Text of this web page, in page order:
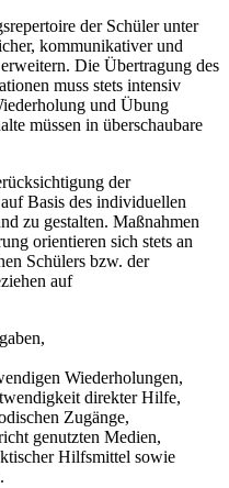
der Schüler unter
kommunikativer und
Die Übertragung des
muss stets intensiv
und Übung
müssen in überschaubare
der
Basis des individuellen
zu gestalten. Maßnahmen
orientieren sich stets an
Schülers bzw. der
auf
Wiederholungen,
direkter Hilfe,
Zugänge,
genutzten Medien,
Hilfsmittel sowie